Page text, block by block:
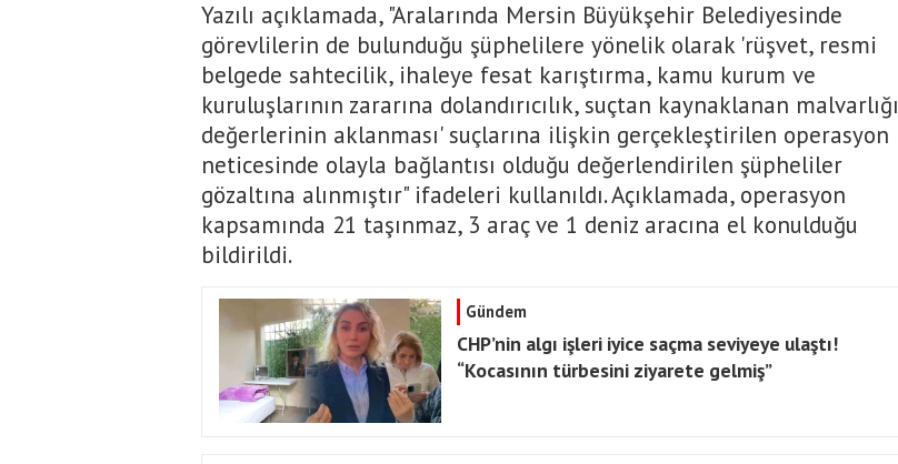
Yazılı açıklamada, "Aralarında Mersin Büyükşehir Belediyesinde
görevlilerin de bulunduğu şüphelilere yönelik olarak 'rüşvet, resmi
belgede sahtecilik, ihaleye fesat karıştırma, kamu kurum ve
kuruluşlarının zararına dolandırıcılık, suçtan kaynaklanan malvarlığı
değerlerinin aklanması' suçlarına ilişkin gerçekleştirilen operasyon
neticesinde olayla bağlantısı olduğu değerlendirilen şüpheliler
gözaltına alınmıştır" ifadeleri kullanıldı. Açıklamada, operasyon
kapsamında 21 taşınmaz, 3 araç ve 1 deniz aracına el konulduğu
bildirildi.
Gündem
CHP’nin algı işleri iyice saçma seviyeye ulaştı!
“Kocasının türbesini ziyarete gelmiş”